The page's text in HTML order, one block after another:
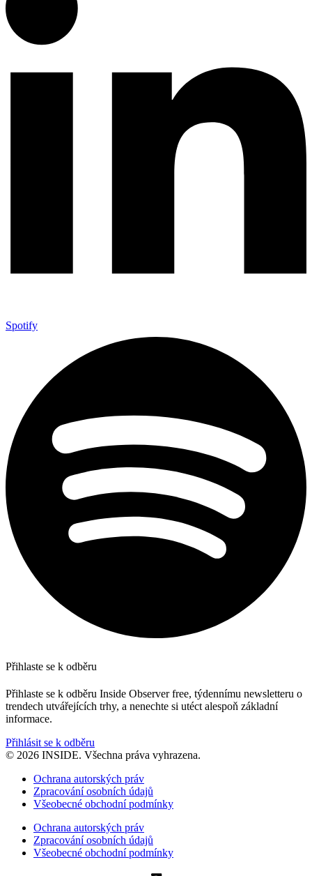
Spotify
Přihlaste se k odběru
Přihlaste se k odběru Inside Observer free, týdennímu newsletteru o
trendech utvářejících trhy, a nenechte si utéct alespoň základní
informace.
Přihlásit se k odběru
© 2026 INSIDE. Všechna práva vyhrazena.
Ochrana autorských práv
Zpracování osobních údajů
Všeobecné obchodní podmínky
Ochrana autorských práv
Zpracování osobních údajů
Všeobecné obchodní podmínky